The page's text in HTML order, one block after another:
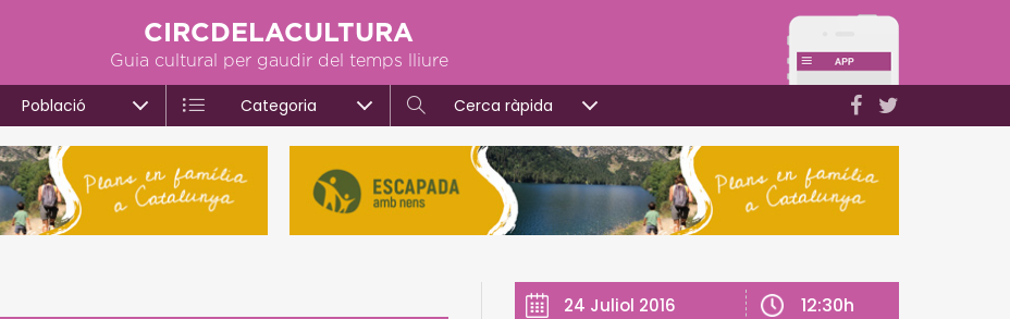
CIRCDELACULTURA
Guia cultural per gaudir del temps lliure
Població Categoria Cerca ràpida
24 Juliol 2016 12:30h